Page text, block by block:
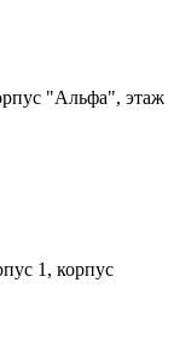
"Альфа", этаж
1, корпус